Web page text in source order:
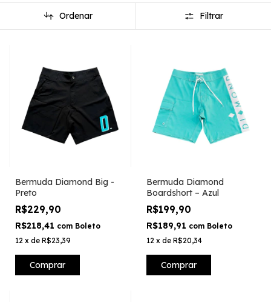
Ordenar Filtrar
Bermuda Diamond Big -
Preto
R$229,90
R$218,41 com Boleto
12 x de R$23,39
Comprar
Bermuda Diamond
Boardshort – Azul
R$199,90
R$189,91 com Boleto
12 x de R$20,34
Comprar